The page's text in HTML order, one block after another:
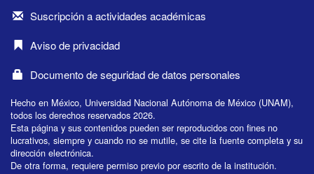
Suscripción a actividades académicas
Aviso de privacidad
Documento de seguridad de datos personales
Hecho en México, Universidad Nacional Autónoma de México (UNAM),
todos los derechos reservados 2026.
Esta página y sus contenidos pueden ser reproducidos con fines no
lucrativos, siempre y cuando no se mutile, se cite la fuente completa y su
dirección electrónica.
De otra forma, requiere permiso previo por escrito de la institución.